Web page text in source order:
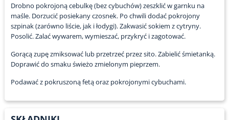
Drobno pokrojoną cebulkę (bez cybuchów) zeszklić w garnku na
maśle. Dorzucić posiekany czosnek. Po chwili dodać pokrojony
szpinak (zarówno liście, jak i łodygi). Zakwasić sokiem z cytryny.
Posolić. Zalać wywarem, wymieszać, przykryć i zagotować.
Gorącą zupę zmiksować lub przetrzeć przez sito. Zabielić śmietanką.
Doprawić do smaku świeżo zmielonym pieprzem.
Podawać z pokruszoną fetą oraz pokrojonymi cybuchami.